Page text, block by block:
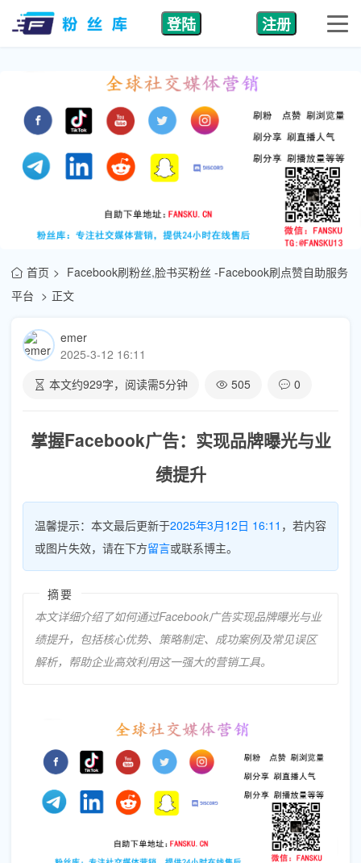
登陆 注册
首页
Facebook刷粉丝,脸书买粉丝 -Facebook刷点赞自助服务
平台
正文
emer
2025-3-12 16:11
本文约929字，阅读需5分钟 505 0
掌握Facebook广告：实现品牌曝光与业
绩提升
温馨提示：本文最后更新于2025年3月12日 16:11 ，若内容
或图片失效，请在下方留言或联系博主。
摘要
本文详细介绍了如何通过Facebook广告实现品牌曝光与业
绩提升，包括核心优势、策略制定、成功案例及常见误区
解析，帮助企业高效利用这一强大的营销工具。